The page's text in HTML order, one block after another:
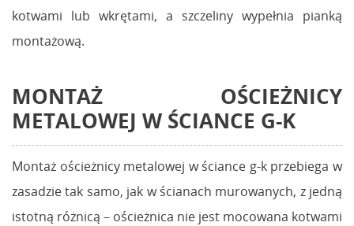
kotwami lub wkrętami, a szczeliny wypełnia pianką
montażową.
MONTAŻ OŚCIEŻNICY
METALOWEJ W ŚCIANCE G-K
Montaż ościeżnicy metalowej w ściance g-k przebiega w
zasadzie tak samo, jak w ścianach murowanych, z jedną
istotną różnicą – ościeżnica nie jest mocowana kotwami